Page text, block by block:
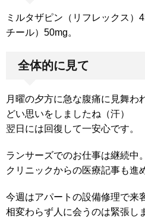
ミルタザピン（リフレックス）
チール）50mg。
全体的に見て
月曜の夕方に急な腹痛に見舞わ
どい思いをしましたね（汗）
翌日には回復して一安心です。
ランサーズでのお仕事は継続中。
クリニックからの医療記事も進
今週はアパートの設備修理で来
相変わらず人に会うのは緊張し